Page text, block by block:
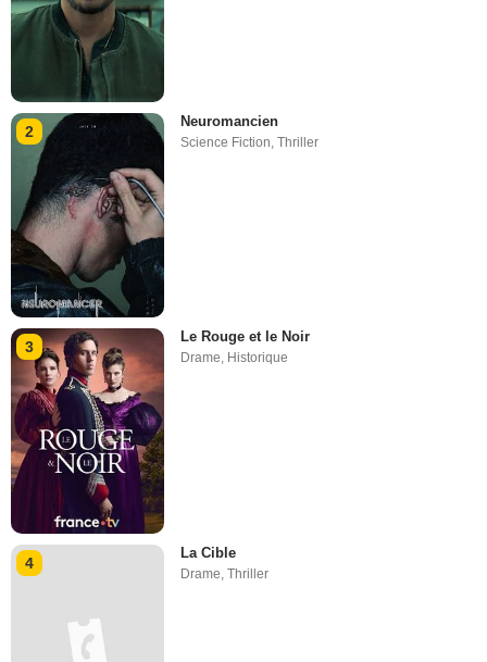
2
Neuromancien
Science Fiction,Thriller
3
Le Rouge et le Noir
Drame, Historique
4
La Cible
Drame ,Thriller